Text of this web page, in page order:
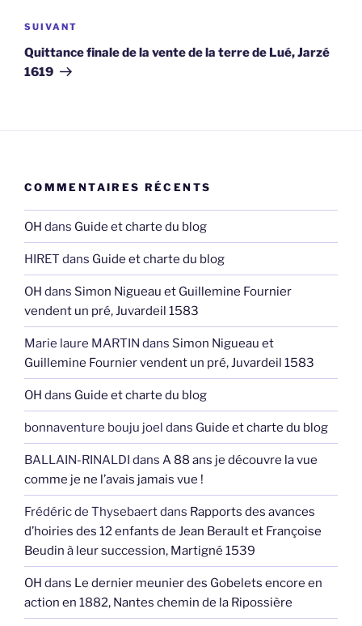
Article
suivant
SUIVANT
Quittance finale de la vente de la terre de Lué, Jarzé
1619
COMMENTAIRES RÉCENTS
OH dans Guide et charte du blog
HIRET dans Guide et charte du blog
OH dans Simon Nigueau et Guillemine Fournier
vendent un pré, Juvardeil 1583
Marie laure MARTIN dans Simon Nigueau et
Guillemine Fournier vendent un pré, Juvardeil 1583
OH dans Guide et charte du blog
bonnaventure bouju joel dans Guide et charte du blog
BALLAIN-RINALDI dans A 88 ans je découvre la vue
comme je ne l’avais jamais vue !
Frédéric de Thysebaertdans Rapports des avances
d’hoiries des 12 enfants de Jean Berault et Françoise
Beudin à leur succession, Martigné 1539
OH dans Le dernier meunier des Gobelets encore en
action en 1882, Nantes chemin de la Ripossière